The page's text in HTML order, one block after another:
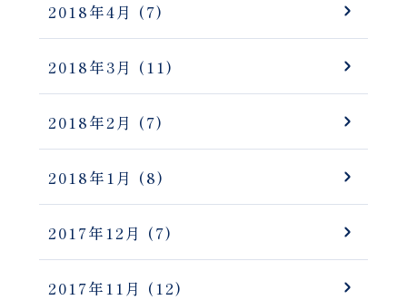
2018年4月 (7)
2018年3月 (11)
2018年2月 (7)
2018年1月 (8)
2017年12月 (7)
2017年11月 (12)